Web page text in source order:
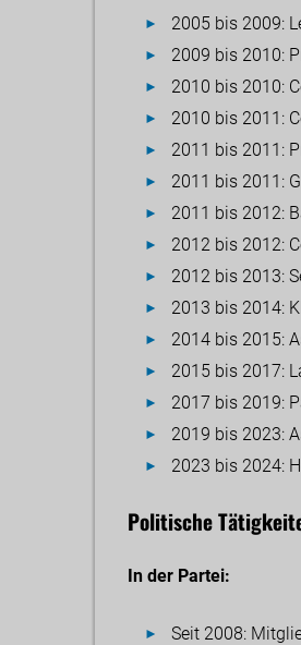
2005 bis 2009:
2009 bis 2010:
2010 bis 2010:
2010 bis 2011:
2011 bis 2011:
2011 bis 2011:
2011 bis 2012:
2012 bis 2012:
2012 bis 2013:
2013 bis 2014:
2014 bis 2015:
2015 bis 2017:
2017 bis 2019:
2019 bis 2023:
2023 bis 2024:
Politische
In der Partei:
Seit 2008: